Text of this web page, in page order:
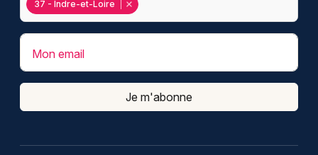
37 - Indre-et-Loire
Mon email
Je m'abonne